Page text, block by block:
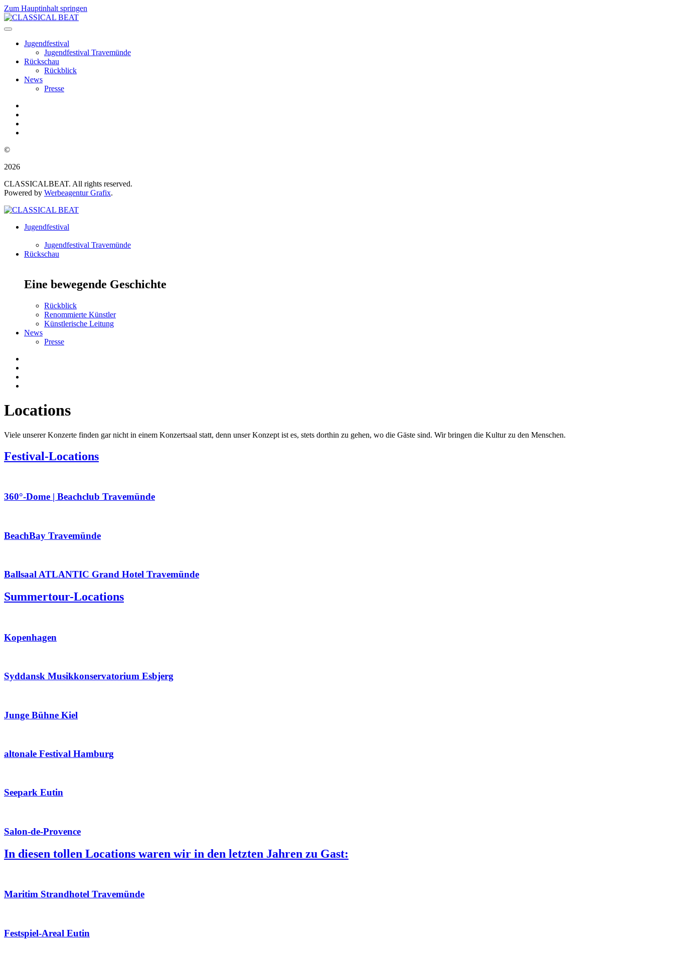
Zum Hauptinhalt springen
Jugendfestival
Jugendfestival Travemünde
Rückschau
Rückblick
News
Presse
©
2026
CLASSICALBEAT. All rights reserved.
Powered by Werbeagentur Grafix.
Jugendfestival
Jugendfestival Travemünde
Rückschau
Eine bewegende Geschichte
Rückblick
Renommierte Künstler
Künstlerische Leitung
News
Presse
Locations
Viele unserer Konzerte finden gar nicht in einem Konzertsaal statt, denn unser Konzept ist es, stets dorthin zu gehen, wo die Gäste sind. Wir bringen die Kultur zu den Menschen.
Festival-Locations
360°-Dome | Beachclub Travemünde
BeachBay Travemünde
Ballsaal ATLANTIC Grand Hotel Travemünde
Summertour-Locations
Kopenhagen
Syddansk Musikkonservatorium Esbjerg
Junge Bühne Kiel
altonale Festival Hamburg
Seepark Eutin
Salon-de-Provence
In diesen tollen Locations waren wir in den letzten Jahren zu Gast:
Maritim Strandhotel Travemünde
Festspiel-Areal Eutin